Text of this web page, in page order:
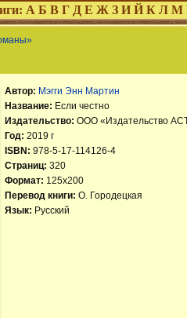
А Б В Г Д Е Ж З И Й К Л М
Автор: Мэгги Энн Мартин
Название: Если честно
Издательство: ООО «Издательство
Год: 2019 г
ISBN: 978-5-17-114126-4
Страниц: 320
Формат: 125x200
Перевод книги: О. Городецкая
Язык: Русский